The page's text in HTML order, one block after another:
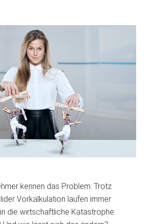
kennen das Problem: Trotz
Vorkalkulation laufen immer
die wirtschaftliche Katastrophe.